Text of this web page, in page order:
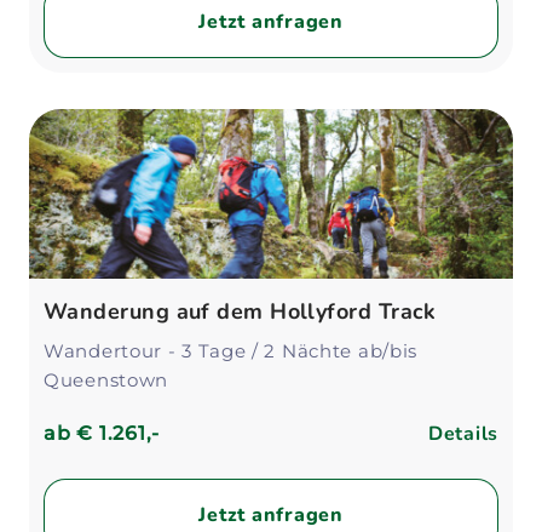
Jetzt anfragen
Wanderung auf dem Hollyford Track
Wandertour - 3 Tage / 2 Nächte ab/bis
Queenstown
ab€ 1.261,- Details
Jetzt anfragen